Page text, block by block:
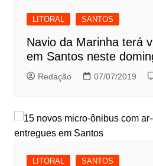
LITORAL SANTOS
Navio da Marinha terá
em Santos neste
Redação 07/07/2019
LITORAL SANTOS